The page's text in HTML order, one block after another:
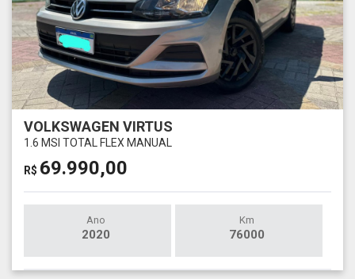
VOLKSWAGEN VIRTUS
1.6 MSI TOTAL FLEX MANUAL
R$ 69.990,00
Ano
2020
Km
76000